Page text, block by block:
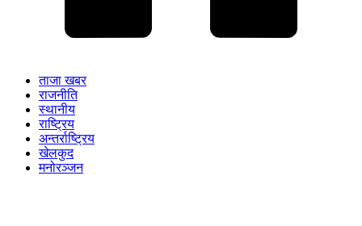
ताजा खबर
राजनीति
स्थानीय
राष्ट्रिय
अन्तर्राष्ट्रिय
खेलकुद
मनोरञ्जन